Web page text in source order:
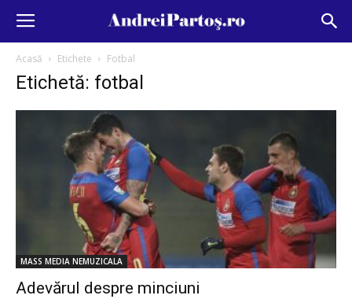
Acasă Etichete Fotbal
Etichetă: fotbal
MASS MEDIA NEMUZICALA
Adevărul despre minciuni